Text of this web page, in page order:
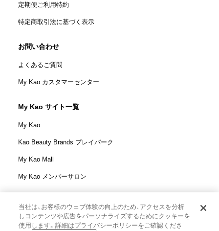
定期便ご利用特約
特定商取引法に基づく表示
お問い合わせ
よくあるご質問
My Kao カスタマーセンター
My Kao サイト一覧
My Kao
Kao Beauty Brands プレイパーク
My Kao Mall
My Kao メンバーサロン
花王株式会社
当社は、お客様のウェブ体験の向上のため、アクセスを分析
しコンテンツや広告をパーソナライズするためにクッキーを
使用します。詳細はプライバシーポリシーをご確認くださ